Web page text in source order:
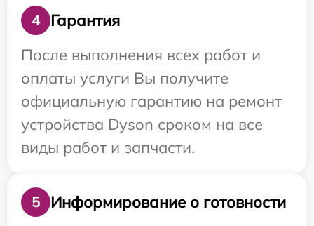
4
Гарантия
После выполнения всех работ и
оплаты услуги Вы получите
официальную гарантию на ремонт
устройства Dyson сроком на все
виды работ и запчасти.
5
Информирование о готовности